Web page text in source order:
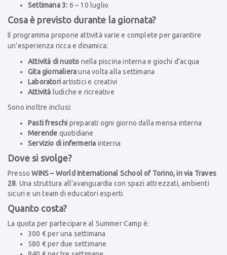
Settimana 3: 6 – 10 luglio
Cosa è previsto durante la giornata?
Il programma propone attività varie e complete per garantire
un’esperienza ricca e dinamica:
Attività di nuoto nella piscina interna e giochi d’acqua
Gita giornalierauna volta alla settimana
Laboratoriartistici e creativi
Attività ludiche e ricreative
Sono inoltre inclusi:
Pasti freschi preparati ogni giorno dalla mensa interna
Merende quotidiane
Servizio di infermeria interna
Dove si svolge?
PressoWINS – World International School of Torino, in via Traves
28. Una struttura all’avanguardia con spazi attrezzati, ambienti
sicuri e un team di educatori esperti.
Quanto costa?
La quota per partecipare al Summer Camp è:
300 € per una settimana
580 € per due settimane